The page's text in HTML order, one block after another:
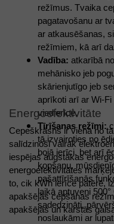
režīmus. Tvaika
pagatavošanu ar
ar atkausēšanas,
režīmiem, kā arī
Vadība: atkarībā
mehānisko jeb
skārienjutīgo jeb
aprīkoti arī ar Wi-
viedierīcē.
Tīrīšanas režīmi:
tā izvairoties no
bojā ierīci, bet arī
kopšanu,
pašattīrīšanās
laikā aptuveni
sadedzināti,
noslaukāmi ar
Energoefektivitāte
Cepeškrāsns ir viena no
salīdzinoši vairāk
iespējas augstākas
energoefektivitātes
to, cik kWh ierīce patērē,
apakšējās cepšanas
apakšējās un karstās